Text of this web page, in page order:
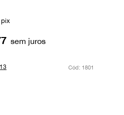
: 1801